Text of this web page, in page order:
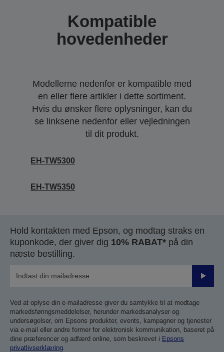
Kompatible
hovedenheder
Modellerne nedenfor er kompatible med
en eller flere artikler i dette sortiment.
Hvis du ønsker flere oplysninger, kan du
se linksene nedenfor eller vejledningen
til dit produkt.
EH-TW5300
EH-TW5350
Hold kontakten med Epson, og modtag straks en
kuponkode, der giver dig 10% RABAT* på din
næste bestilling.
Send
Ved at oplyse din e-mailadresse giver du samtykke til at modtage
markedsføringsmeddelelser, herunder markedsanalyser og
undersøgelser, om Epsons produkter, events, kampagner og tjenester
via e-mail eller andre former for elektronisk kommunikation, baseret på
dine præferencer og adfærd online, som beskrevet i Epsons
privatlivserklæring.